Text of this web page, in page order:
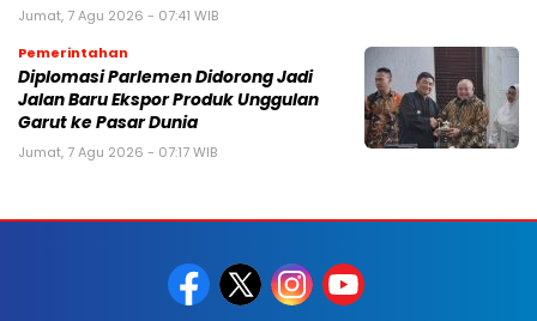
Jumat, 7 Agu 2026 - 07:41 WIB
Pemerintahan
Diplomasi Parlemen Didorong Jadi
Jalan Baru Ekspor Produk Unggulan
Garut ke Pasar Dunia
Jumat, 7 Agu 2026 - 07:17 WIB